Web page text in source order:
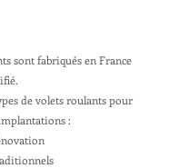
sont fabriqués en France
de volets roulants pour
: